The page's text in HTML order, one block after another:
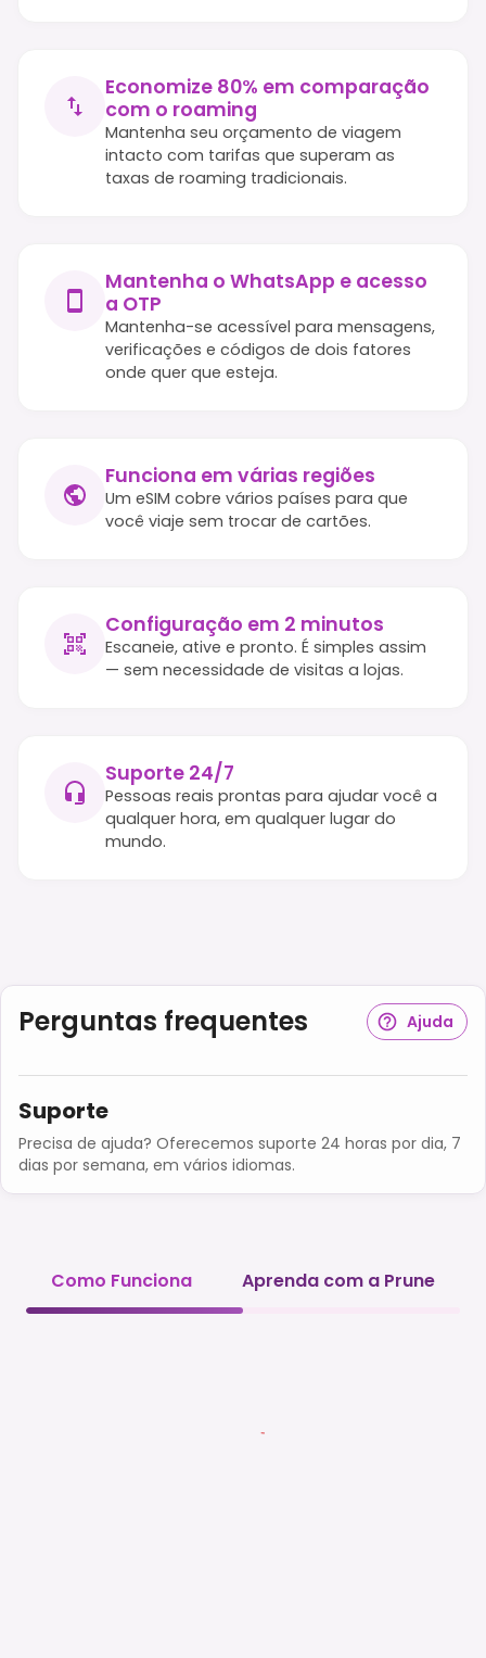
Economize 80% em comparação
com o roaming
Mantenha seu orçamento de viagem
intacto com tarifas que superam as
taxas de roaming tradicionais.
Mantenha o WhatsApp e acesso
a OTP
Mantenha-se acessível para mensagens,
verificações e códigos de dois fatores
onde quer que esteja.
Funciona em várias regiões
Um eSIM cobre vários países para que
você viaje sem trocar de cartões.
Configuração em 2 minutos
Escaneie, ative e pronto. É simples assim
— sem necessidade de visitas a lojas.
Suporte 24/7
Pessoas reais prontas para ajudar você a
qualquer hora, em qualquer lugar do
mundo.
Perguntas frequentes Ajuda
Suporte
Precisa de ajuda? Oferecemos suporte 24 horas por dia, 7
dias por semana, em vários idiomas.
Como Funciona Aprenda com a Prune